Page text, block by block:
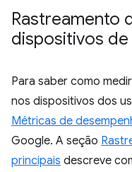
Rastreamento
dispositivos
Para saber como
nos dispositivos dos
Métricas de
Google. A seção
principais descreve